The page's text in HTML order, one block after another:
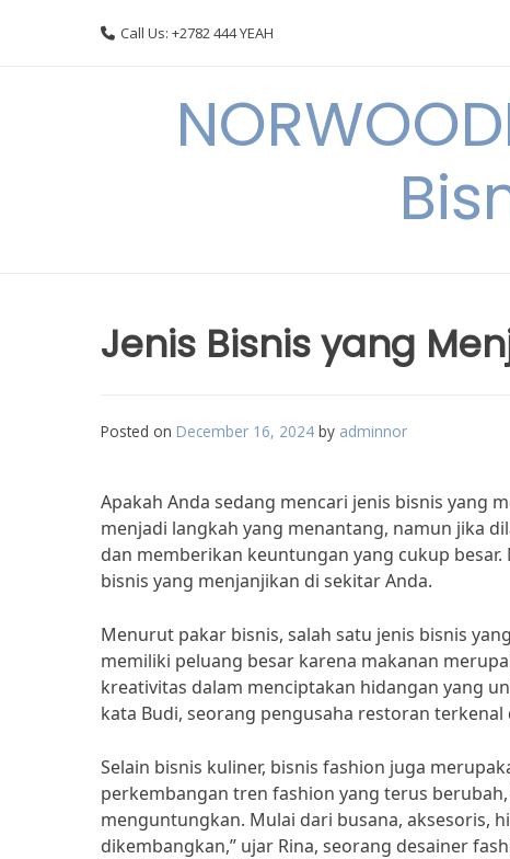
Call Us: +2782 444 YEAH
Jenis Bisnis yang
Posted on December 16, 2024 by adminnor
Apakah Anda sedang mencari jenis bisnis yang
menjadi langkah yang menantang, namun jika
dan memberikan keuntungan yang cukup
bisnis yang menjanjikan di sekitar Anda.
Menurut pakar bisnis, salah satu jenis bisnis
memiliki peluang besar karena makanan
kreativitas dalam menciptakan hidangan yang
kata Budi, seorang pengusaha restoran terkenal
Selain bisnis kuliner, bisnis fashion juga
perkembangan tren fashion yang terus
menguntungkan. Mulai dari busana, aksesoris,
dikembangkan,” ujar Rina, seorang desainer